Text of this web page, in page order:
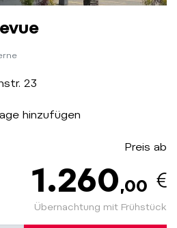
Preis ab
1.260,00
Übernachtung mit Frühstück
23
hinzufügen